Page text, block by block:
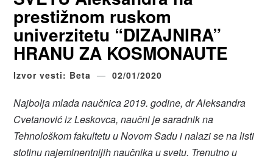
prestižnom ruskom
univerzitetu “DIZAJNIRA”
HRANU ZA KOSMONAUTE
Izvor vesti: Beta 02/01/2020
Najbolja mlada naučnica 2019. godine, dr Aleksandra
Cvetanović iz Leskovca, naučni je saradnik na
Tehnološkom fakultetu u Novom Sadu i nalazi se na listi
stotinu najeminentnijih naučnika u svetu. Trenutno u